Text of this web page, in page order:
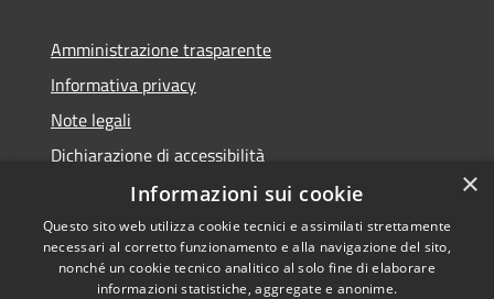
Amministrazione trasparente
Informativa privacy
Note legali
Dichiarazione di accessibilità
Accessibilità
Copyright © 2026 • Comune di
Cigole • Powered by
×
Informazioni sui cookie
Questo sito web utilizza cookie tecnici e assimilati strettamente
necessari al corretto funzionamento e alla navigazione del sito,
nonché un cookie tecnico analitico al solo fine di elaborare
informazioni statistiche, aggregate e anonime.